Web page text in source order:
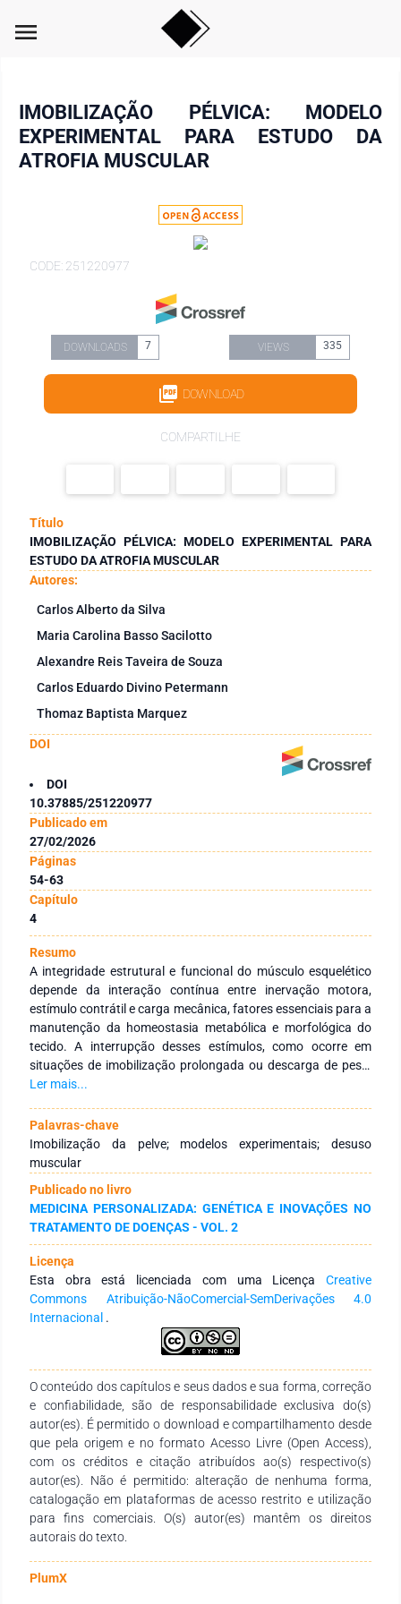
menu
IMOBILIZAÇÃO PÉLVICA: MODELO
EXPERIMENTAL PARA ESTUDO DA
ATROFIA MUSCULAR
CODE: 251220977
DOWNLOADS 7 VIEWS 335
DOWNLOAD
COMPARTILHE
Título
IMOBILIZAÇÃO PÉLVICA: MODELO EXPERIMENTAL PARA
ESTUDO DA ATROFIA MUSCULAR
Autores:
Carlos Alberto da Silva
Maria Carolina Basso Sacilotto
Alexandre Reis Taveira de Souza
Carlos Eduardo Divino Petermann
Thomaz Baptista Marquez
DOI
DOI
10.37885/251220977
Publicado em
27/02/2026
Páginas
54-63
Capítulo
4
Resumo
A integridade estrutural e funcional do músculo esquelético
depende da interação contínua entre inervação motora,
estímulo contrátil e carga mecânica, fatores essenciais para a
manutenção da homeostasia metabólica e morfológica do
tecido. A interrupção desses estímulos, como ocorre em
situações de imobilização prolongada ou descarga de peso,
desencadeia adaptações estruturais, funcionais e
Essas alterações incluem redução da síntese proteica,
aumento da degradação proteica e remodelamento do perfil
fenotípico das fibras musculares, refletindo a elevada
plasticidade do sistema musculoesquelético frente à
inatividade. Nesse contexto, o presente trabalho propõe o
desenvolvimento e a padronização de um modelo
experimental de imobilização pélvica em animais saudáveis,
com o objetivo de reproduzir de forma controlada os efeitos
da descarga de peso e da inatividade muscular nos membros
inferiores, preservando a integridade do sistema nervoso.
Diferentemente de modelos baseados em lesão neural ou
trauma cirúrgico, essa abordagem permite isolar os efeitos
puramente mecânicos e metabólicos da restrição funcional,
experimental. O modelo possibilita a análise quantitativa da
atrofia muscular e do descondicionamento funcional, bem
como a investigação de alterações na composição das fibras
musculares e nos mecanismos moleculares associados à
homeostase proteica durante a inatividade.
Ler mais...
Palavras-chave
Imobilização da pelve; modelos experimentais; desuso
muscular
Publicado no livro
MEDICINA PERSONALIZADA: GENÉTICA E INOVAÇÕES NO
TRATAMENTO DE DOENÇAS - VOL. 2
Licença
Esta obra está licenciada com uma Licença Creative
Commons Atribuição-NãoComercial-SemDerivações 4.0
Internacional .
O conteúdo dos capítulos e seus dados e sua forma, correção
e confiabilidade, são de responsabilidade exclusiva do(s)
autor(es). É permitido o download e compartilhamento desde
que pela origem e no formato Acesso Livre (Open Access),
com os créditos e citação atribuídos ao(s) respectivo(s)
autor(es). Não é permitido: alteração de nenhuma forma,
catalogação em plataformas de acesso restrito e utilização
para fins comerciais. O(s) autor(es) mantêm os direitos
autorais do texto.
PlumX